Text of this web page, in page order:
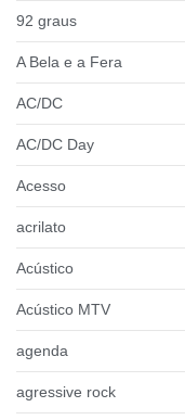
92 graus
A Bela e a Fera
AC/DC
AC/DC Day
Acesso
acrilato
Acústico
Acústico MTV
agenda
agressive rock